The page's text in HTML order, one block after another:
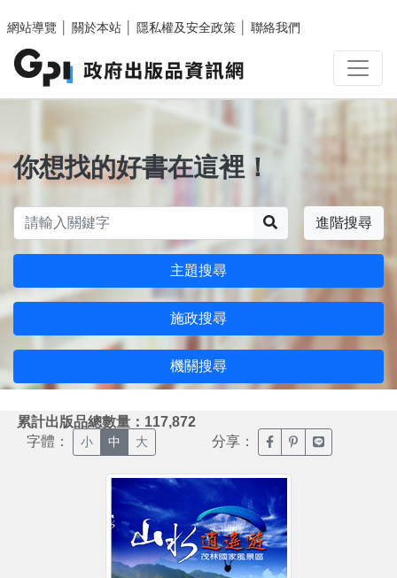
網站導覽
關於本站 隱私權及安全政策 聯絡我們
你想找的好書在這裡！
進階搜尋
主題搜尋
施政搜尋
機關搜尋
累計出版品總數量：117,872
字體： 小 中 大 分享： 臉書分享(另開新視窗)
噗浪分享(另開新
Line分享(另